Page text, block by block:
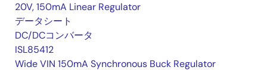
20V, 150mA Linear Regulator
データシート
DC/DCコンバータ
ISL85412
Wide VIN 150mA Synchronous Buck Regulator